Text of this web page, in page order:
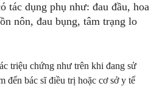
tác dụng phụ như: đau đầu, hoa
nôn, đau bụng, tâm trạng lo
triệu chứng như trên khi đang sử
đến bác sĩ điều trị hoặc cơ sở y tế